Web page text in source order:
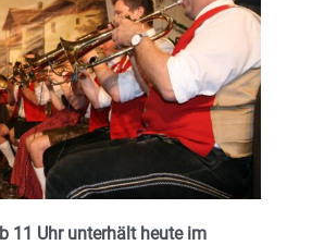
11 Uhr unterhält heute im